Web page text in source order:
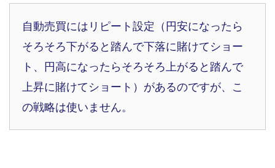
自動売買にはリピート設定（円安になったら
そろそろ下がると踏んで下落に賭けてショー
ト、円高になったらそろそろ上がると踏んで
上昇に賭けてショート）があるのですが、こ
の戦略は使いません。